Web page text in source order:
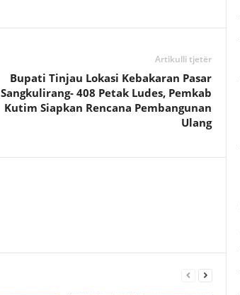
Artikulli tjetër
Bupati Tinjau Lokasi Kebakaran Pasar
Sangkulirang- 408 Petak Ludes, Pemkab
Kutim Siapkan Rencana Pembangunan
Ulang